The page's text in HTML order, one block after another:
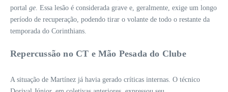
portal ge. Essa lesão é considerada grave e, geralmente, exige um longo
período de recuperação, podendo tirar o volante de todo o restante da
temporada do Corinthians.
Repercussão no CT e Mão Pesada do Clube
A situação de Martínez já havia gerado críticas internas. O técnico